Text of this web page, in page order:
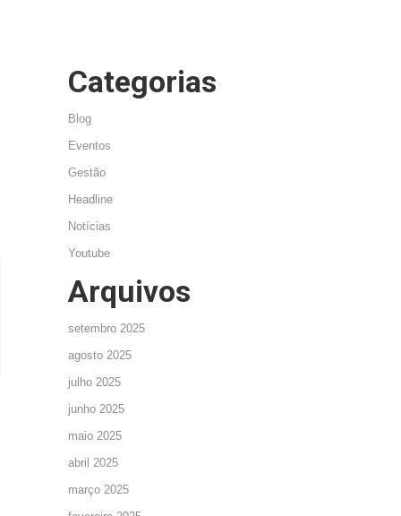
Categorias
Blog
Eventos
Gestão
Headline
Notícias
Youtube
Arquivos
setembro 2025
agosto 2025
julho 2025
junho 2025
maio 2025
abril 2025
março 2025